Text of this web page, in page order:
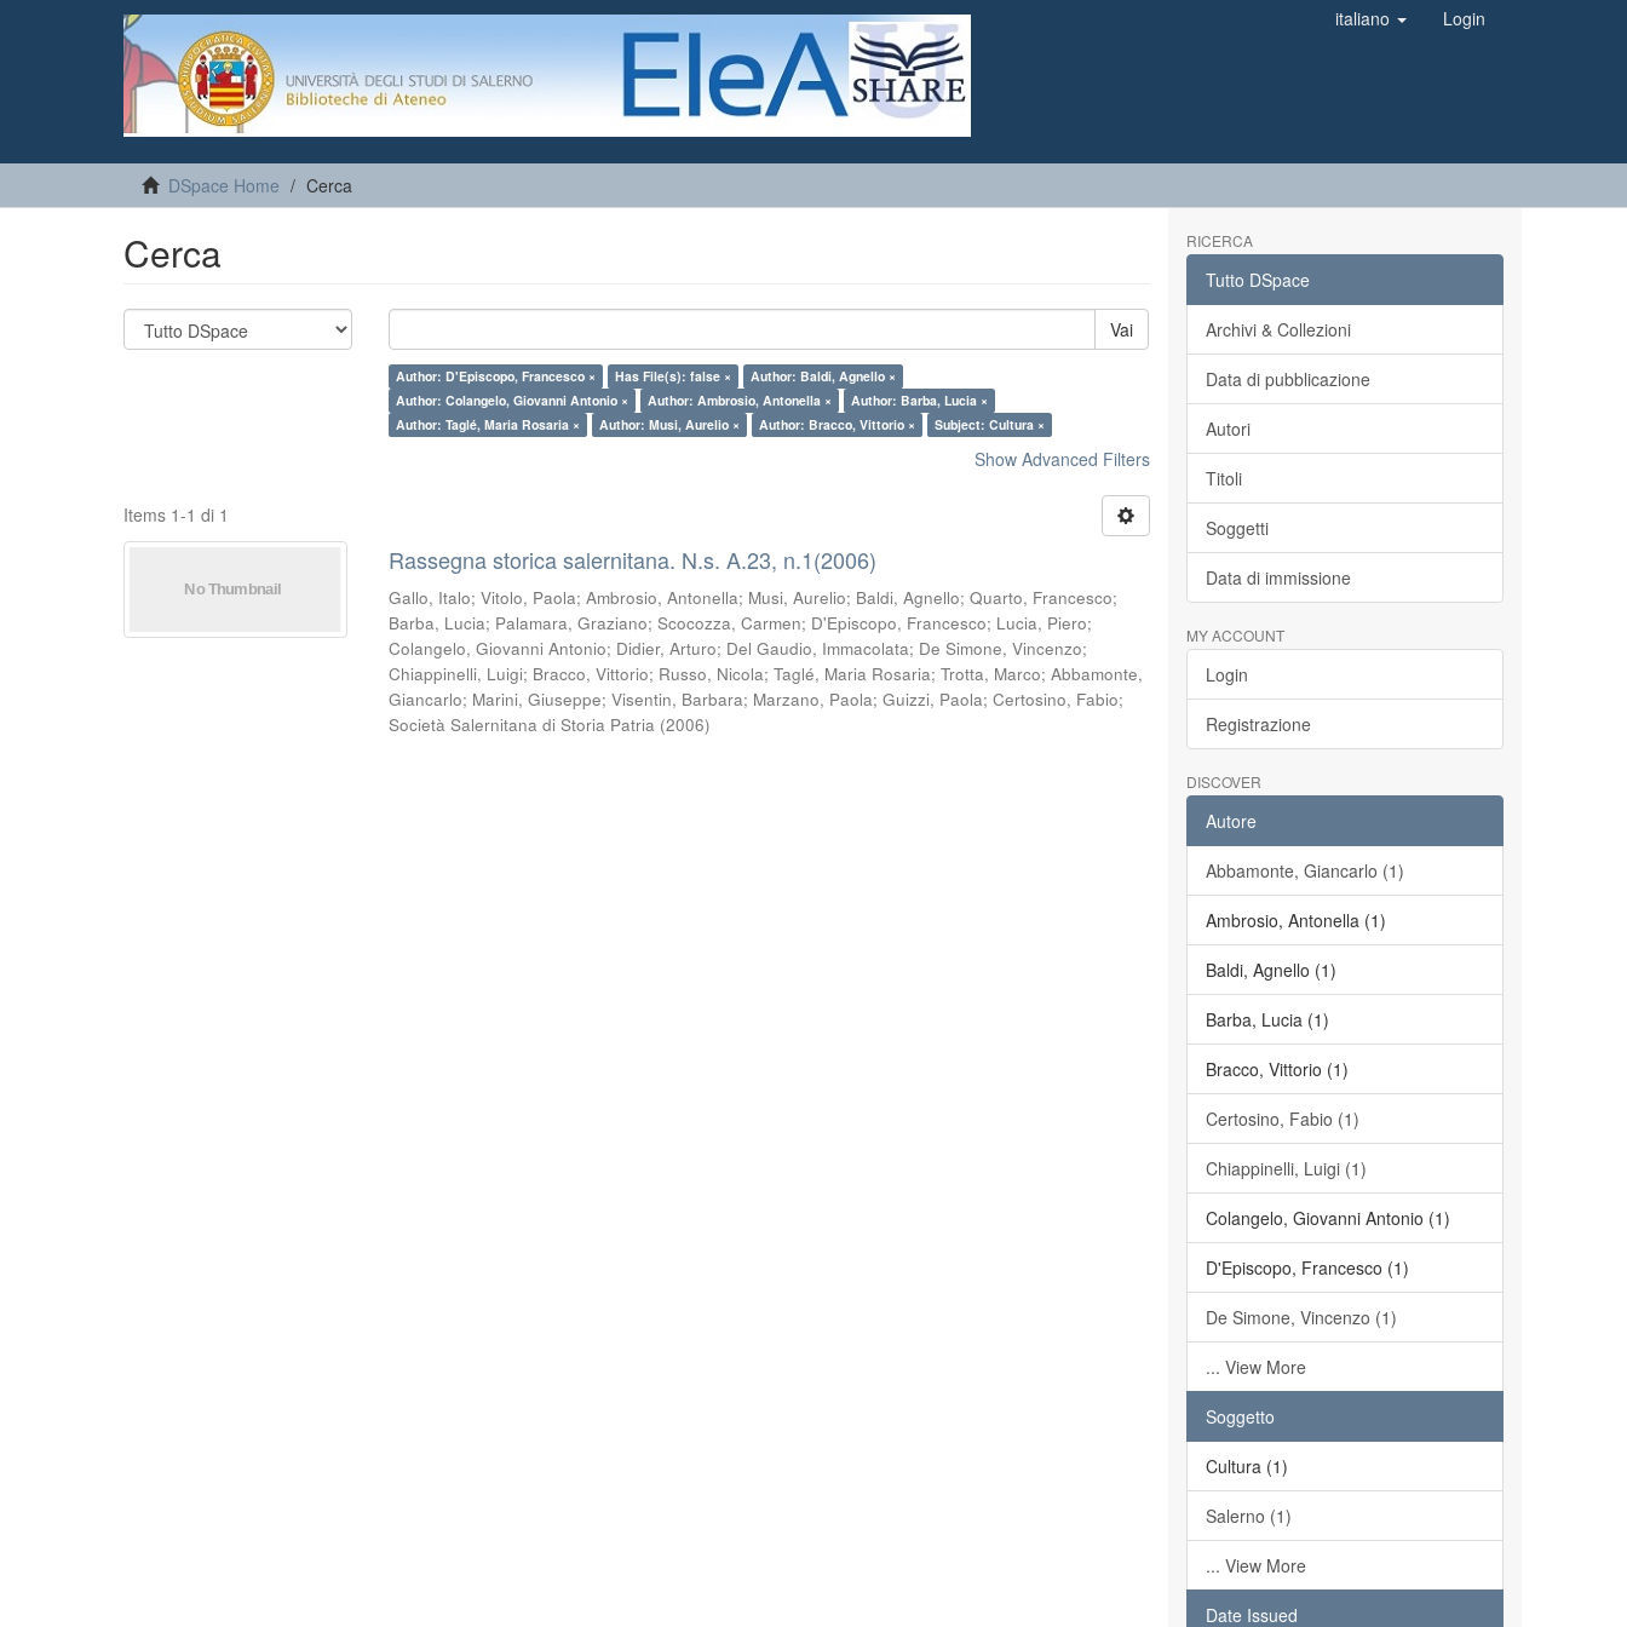
italiano Login
DSpace Home Cerca
Cerca
Vai
Author: D'Episcopo, Francesco × Has File(s): false ×
Author: Baldi, Agnello ×
Author: Colangelo, Giovanni Antonio ×
Author: Ambrosio, Antonella ×
Author: Barba, Lucia ×
Author: Taglé, Maria Rosaria ×
Author: Musi, Aurelio × Author: Bracco, Vittorio × Subject: Cultura ×
Show Advanced Filters
Items 1-1 di 1
Rassegna storica salernitana. N.s. A.23, n.1(2006)
Gallo, Italo;Vitolo, Paola;Ambrosio, Antonella; Musi, Aurelio; Baldi, Agnello;Quarto, Francesco;
Barba, Lucia; Palamara, Graziano;Scocozza, Carmen; D'Episcopo, Francesco; Lucia, Piero;
Colangelo, Giovanni Antonio; Didier, Arturo; Del Gaudio, Immacolata; De Simone, Vincenzo;
Chiappinelli, Luigi; Bracco, Vittorio; Russo, Nicola;Taglé, Maria Rosaria;Trotta, Marco;Abbamonte,
Giancarlo; Marini, Giuseppe;Visentin, Barbara; Marzano, Paola;Guizzi, Paola;Certosino, Fabio;
Società Salernitana di Storia Patria (2006)
RICERCA
Tutto DSpace
Archivi & Collezioni
Data di pubblicazione
Autori
Titoli
Soggetti
Data di immissione
MY ACCOUNT
Login
Registrazione
DISCOVER
Autore
Abbamonte, Giancarlo (1)
Ambrosio, Antonella (1)
Baldi, Agnello (1)
Barba, Lucia (1)
Bracco, Vittorio (1)
Certosino, Fabio (1)
Chiappinelli, Luigi (1)
Colangelo, Giovanni Antonio (1)
D'Episcopo, Francesco (1)
De Simone, Vincenzo (1)
... View More
Soggetto
Cultura (1)
Salerno (1)
... View More
Date Issued